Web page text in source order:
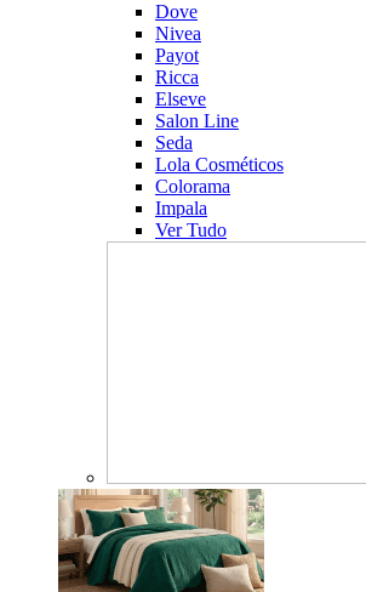
Dove
Nivea
Payot
Ricca
Elseve
Salon Line
Seda
Lola Cosméticos
Colorama
Impala
Ver Tudo